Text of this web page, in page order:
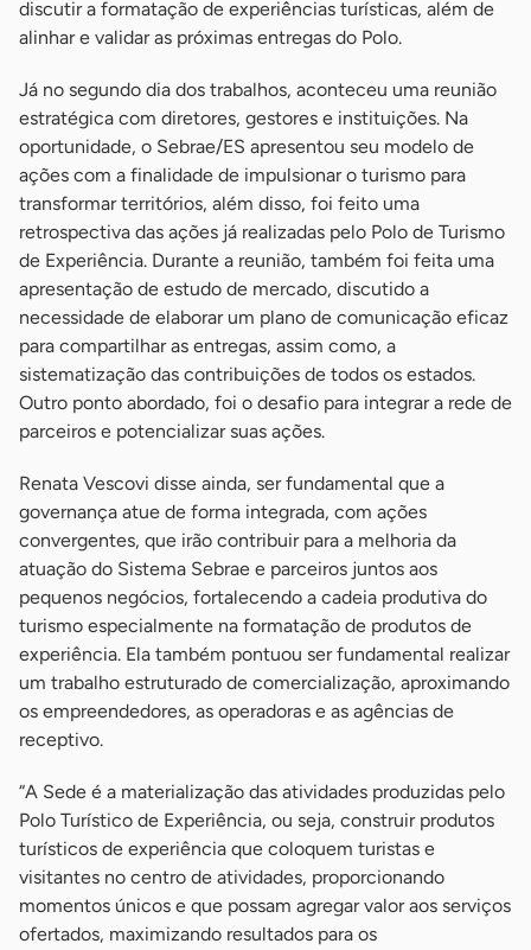
discutir a formatação de experiências turísticas, além de
alinhar e validar as próximas entregas do Polo.
Já no segundo dia dos trabalhos, aconteceu uma reunião
estratégica com diretores, gestores e instituições. Na
oportunidade, o Sebrae/ES apresentou seu modelo de
ações com a finalidade de impulsionar o turismo para
transformar territórios, além disso, foi feito uma
retrospectiva das ações já realizadas pelo Polo de Turismo
de Experiência. Durante a reunião, também foi feita uma
apresentação de estudo de mercado, discutido a
necessidade de elaborar um plano de comunicação eficaz
para compartilhar as entregas, assim como, a
sistematização das contribuições de todos os estados.
Outro ponto abordado, foi o desafio para integrar a rede de
parceiros e potencializar suas ações.
Renata Vescovi disse ainda, ser fundamental que a
governança atue de forma integrada, com ações
convergentes, que irão contribuir para a melhoria da
atuação do Sistema Sebrae e parceiros juntos aos
pequenos negócios, fortalecendo a cadeia produtiva do
turismo especialmente na formatação de produtos de
experiência. Ela também pontuou ser fundamental realizar
um trabalho estruturado de comercialização, aproximando
os empreendedores, as operadoras e as agências de
receptivo.
“A Sede é a materialização das atividades produzidas pelo
Polo Turístico de Experiência, ou seja, construir produtos
turísticos de experiência que coloquem turistas e
visitantes no centro de atividades, proporcionando
momentos únicos e que possam agregar valor aos serviços
ofertados, maximizando resultados para os